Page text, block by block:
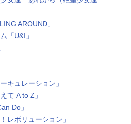
AROUND」
「U&I」
キュレーション」
て A to Z」
Do」
レボリューション」